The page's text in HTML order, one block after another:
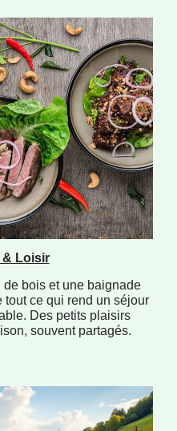
Loisir
de bois et une baignade
tout ce qui rend un séjour
Des petits plaisirs
souvent partagés.